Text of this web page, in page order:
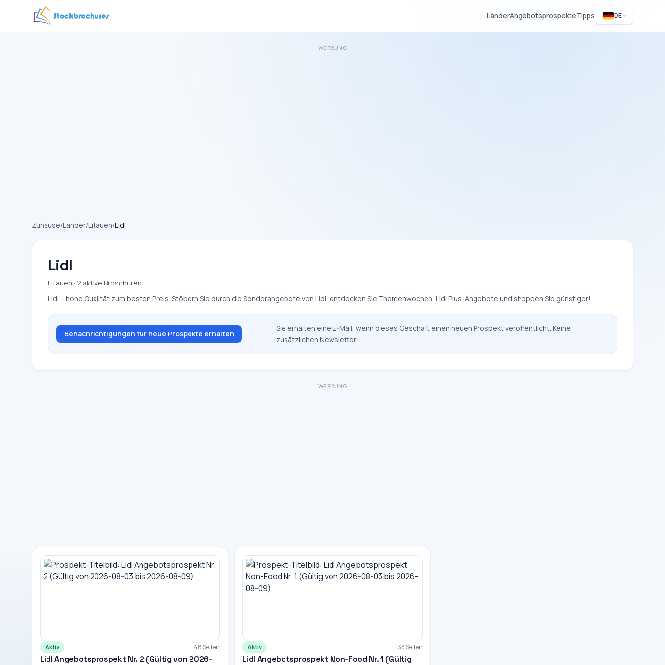
LänderAngebotsprospekteTipps DE
WERBUNG
Zuhause/Länder/Litauen/Lidl
Lidl
Litauen · 2 aktive Broschüren
Lidl – hohe Qualität zum besten Preis. Stöbern Sie durch die Sonderangebote von Lidl, entdecken Sie Themenwochen, Lidl Plus-Angebote und shoppen Sie günstiger!
Benachrichtigungen für neue Prospekte erhalten
Sie erhalten eine E-Mail, wenn dieses Geschäft einen neuen Prospekt veröffentlicht. Keine
zusätzlichen Newsletter.
WERBUNG
Aktiv 48 Seiten
Lidl Angebotsprospekt Nr. 2 (Gültig von 2026-
Aktiv 33 Seiten
Lidl Angebotsprospekt Non-Food Nr. 1 (Gültig